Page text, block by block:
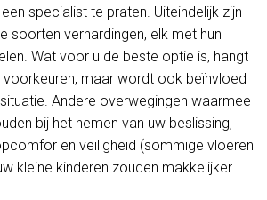
specialist te praten. Uiteindelijk zijn
soorten verhardingen, elk met hun
Wat voor u de beste optie is, hangt
voorkeuren, maar wordt ook beïnvloed
Andere overwegingen waarmee
bij het nemen van uw beslissing,
en veiligheid (sommige vloeren
kleine kinderen zouden makkelijker